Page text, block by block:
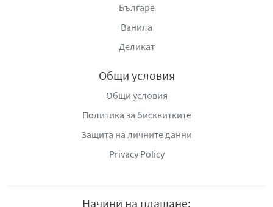
Българе
Ванила
Деликат
Общи условия
Общи условия
Политика за бисквитките
Защита на личните данни
Privacy Policy
Начини на плащане: